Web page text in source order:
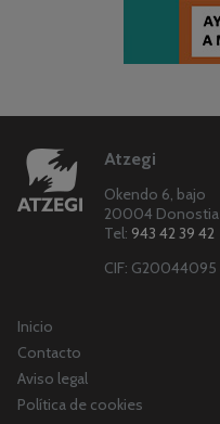
Atzegi
Okendo 6, bajo
20004 Donostia
Tel: 943 42 39 42
CIF: G20044095
Inicio
Contacto
Aviso legal
Política de cookies